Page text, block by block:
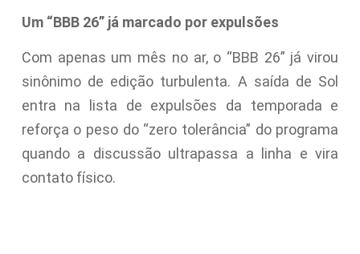
Um “BBB 26” já marcado por expulsões
Com apenas um mês no ar, o “BBB 26” já virou
sinônimo de edição turbulenta. A saída de Sol
entra na lista de expulsões da temporada e
reforça o peso do “zero tolerância” do programa
quando a discussão ultrapassa a linha e vira
contato físico.